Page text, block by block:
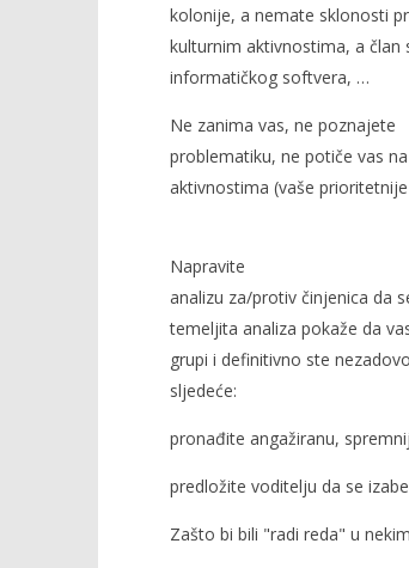
kolonije, a nemate sklonosti
kulturnim aktivnostima, a
informatičkog softvera, …
Ne zanima vas, ne poznajete
problematiku, ne potiče vas
aktivnostima (vaše
Napravite
analizu za/protiv činjenica da
temeljita analiza pokaže da
grupi i definitivno ste
sljedeće:
pronađite angažiranu,
predložite voditelju da se
Zašto bi bili "radi reda" u